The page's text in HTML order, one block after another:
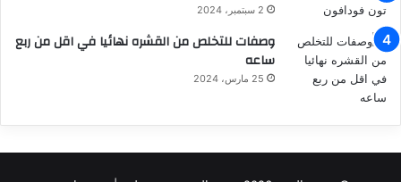
2 سبتمبر، 2024
وصفات للتخلص من القشره نهائيا في اقل من ربع
ساعه
25 مارس، 2024